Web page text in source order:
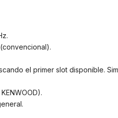
el primer slot disponible.